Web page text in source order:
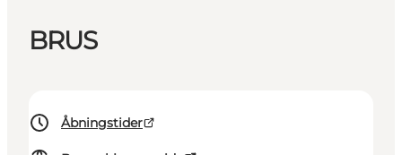
BRUS
Åbningstider